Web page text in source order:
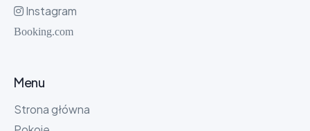
Instagram
Booking.com
Menu
Strona główna